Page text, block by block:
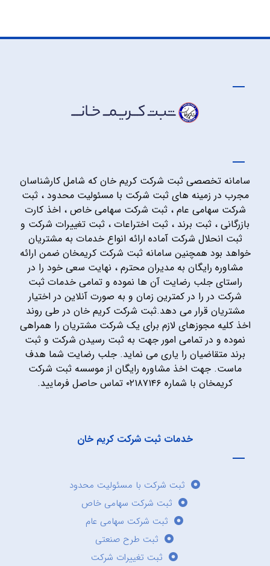
سامانه تخصصی ثبت شرکت کریم خان که شامل کارشناسان
مجرب در زمینه های ثبت شرکت با مسئولیت محدود ، ثبت
شرکت سهامی عام ، ثبت شرکت سهامی خاص ، اخذ کارت
بازرگانی ، ثبت برند ، ثبت اختراعات ، ثبت تغییرات شرکت و
ثبت انحلال شرکت آماده ارائه انواع خدمات به مشتریان
خواهد بود همچنین سامانه ثبت شرکت کریمخان ضمن ارائه
مشاوره رایگان به مدیران محترم ، نهایت سعی خود را در
راستای جلب رضایت آن ها نموده و تمامی خدمات ثبت
شرکت در را در کمترین زمان و به صورت آنلاین در اختیار
مشتریان قرار می دهد.ثبت شرکت کریم خان در طی روند
اخذ کلیه مجوزهای لازم برای یک شرکت مشتریان را همراهی
نموده و در تمامی امور جهت به ثبت رسیدن شرکت و ثبت
برند متقاضیان را یاری می نماید. جلب رضایت شما هدف
ماست. جهت اخذ مشاوره رایگان از موسسه ثبت شرکت
کریمخان با شماره ۰۲۱۸۷۱۴۶ تماس حاصل فرمایید.
خدمات ثبت شرکت کریم خان
ثبت شرکت با مسئولیت محدود
ثبت شرکت سهامی خاص
ثبت شرکت سهامی عام
ثبت طرح صنعتی
ثبت تغییرات شرکت